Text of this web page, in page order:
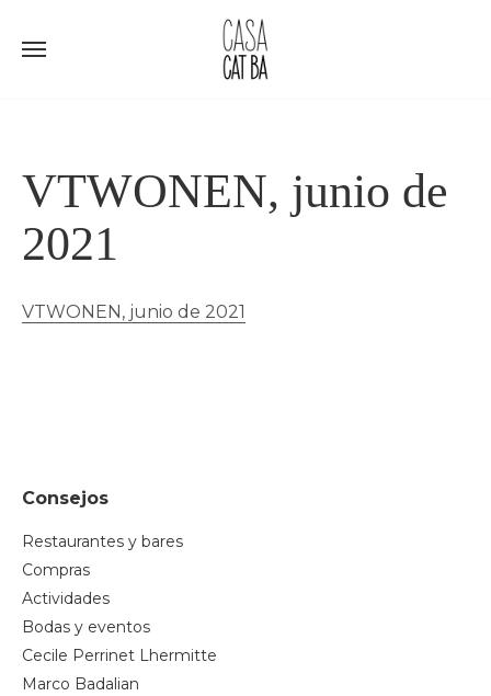
VTWONEN, junio de
2021
VTWONEN, junio de 2021
Consejos
Restaurantes y bares
Compras
Actividades
Bodas y eventos
Cecile Perrinet Lhermitte
Marco Badalian